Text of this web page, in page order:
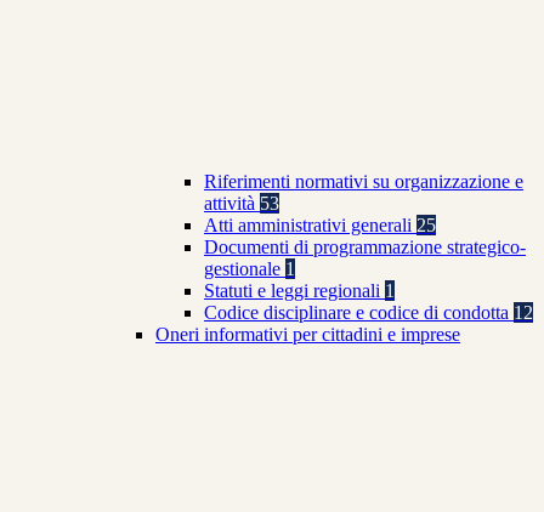
Riferimenti normativi su organizzazione e
attività 53
Atti amministrativi generali 25
Documenti di programmazione strategico-
gestionale 1
Statuti e leggi regionali 1
Codice disciplinare e codice di condotta 12
Oneri informativi per cittadini e imprese